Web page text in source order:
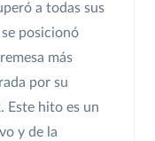
a todas sus
posicionó
más
por su
Este hito es un
y de la